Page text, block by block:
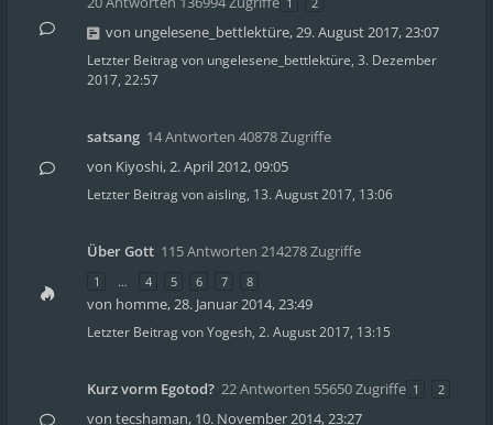
von ungelesene_bettlektüre,29. August 2017, 23:07
Letzter Beitrag von ungelesene_bettlektüre, 3. Dezember
2017, 22:57
satsang 14 Antworten 40878 Zugriffe
von Kiyoshi,2. April 2012, 09:05
Letzter Beitrag vonaisling, 13. August 2017, 13:06
Über Gott 115 Antworten 214278 Zugriffe
1 … 4 5 6 7 8
von homme,28. Januar 2014, 23:49
Letzter Beitrag vonYogesh, 2. August 2017, 13:15
Kurz vorm Egotod? 22 Antworten 55650 Zugriffe 1 2
von tecshaman, 10. November 2014, 23:27